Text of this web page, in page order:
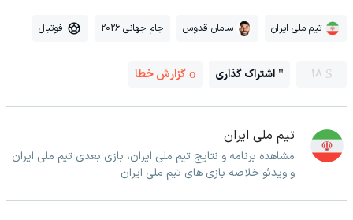
تیم ملی ایران سامان قدوس جام جهانی 2026 فوتبال
18 اشتراک گذاری گزارش خطا
تیم ملی ایران
مشاهده برنامه و نتایج تیم ملی ایران، بازی بعدی تیم ملی ایران
و ویدئو خلاصه بازی های تیم ملی ایران